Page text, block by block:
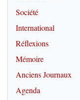
Société
International
Réflexions
Mémoire
Anciens Journaux
Agenda